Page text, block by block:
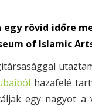
rövid időre
of Islamic
hazafelé
egy nagyot a